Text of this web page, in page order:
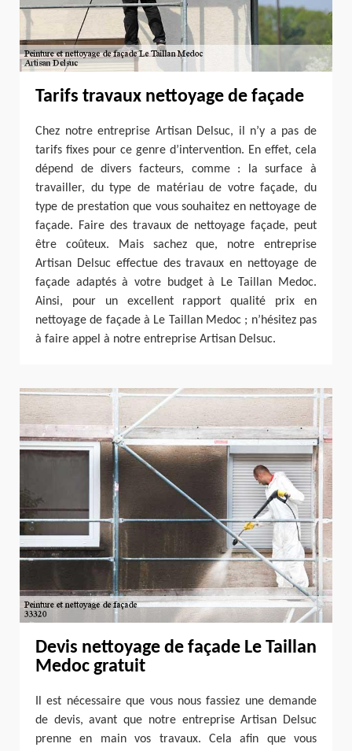
Tarifs travaux nettoyage de façade
Chez notre entreprise Artisan Delsuc, il n’y a pas de
tarifs fixes pour ce genre d’intervention. En effet, cela
dépend de divers facteurs, comme : la surface à
travailler, du type de matériau de votre façade, du
type de prestation que vous souhaitez en nettoyage de
façade. Faire des travaux de nettoyage façade, peut
être coûteux. Mais sachez que, notre entreprise
Artisan Delsuc effectue des travaux en nettoyage de
façade adaptés à votre budget à Le Taillan Medoc.
Ainsi, pour un excellent rapport qualité prix en
nettoyage de façade à Le Taillan Medoc ; n’hésitez pas
à faire appel à notre entreprise Artisan Delsuc.
Devis nettoyage de façade Le Taillan
Medoc gratuit
Il est nécessaire que vous nous fassiez une demande
de devis, avant que notre entreprise Artisan Delsuc
prenne en main vos travaux. Cela afin que vous